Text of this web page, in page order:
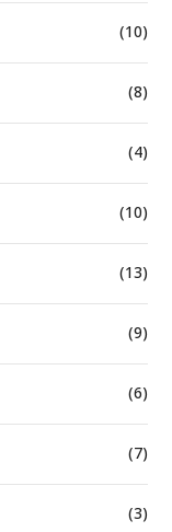
(10)
(8)
(4)
(10)
(13)
(9)
(6)
(7)
(3)